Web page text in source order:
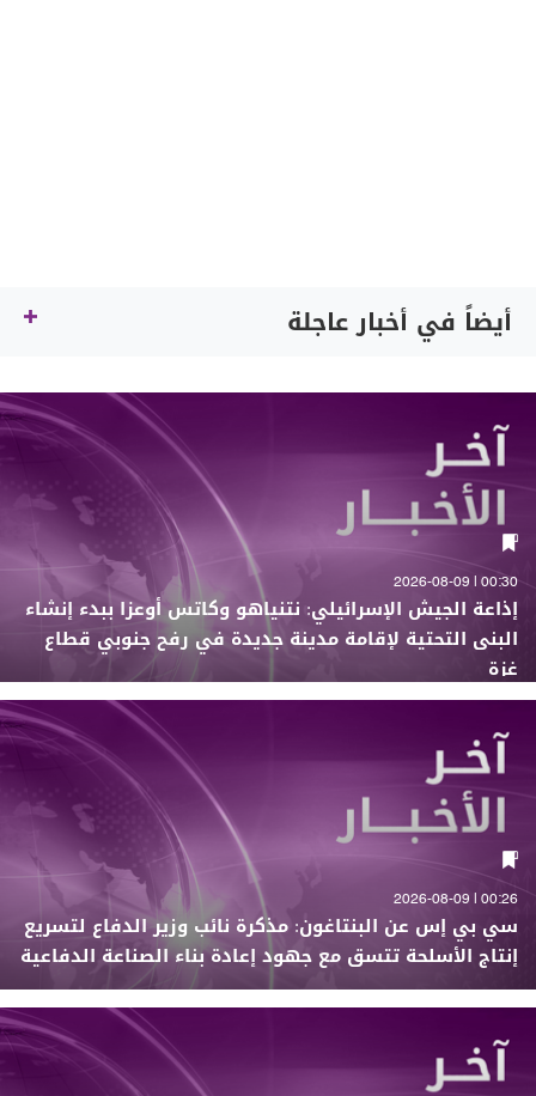
أيضاً في أخبار عاجلة
00:30 | 2026-08-09
إذاعة الجيش الإسرائيلي: نتنياهو وكاتس أوعزا ببدء إنشاء
البنى التحتية لإقامة مدينة جديدة في رفح جنوبي قطاع
غزة
00:26 | 2026-08-09
سي بي إس عن البنتاغون: مذكرة نائب وزير الدفاع لتسريع
إنتاج الأسلحة تتسق مع جهود إعادة بناء الصناعة الدفاعية